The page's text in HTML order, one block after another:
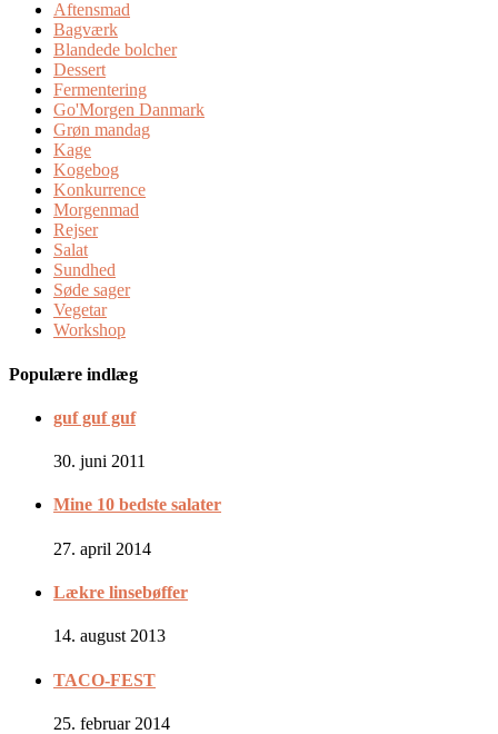
Aftensmad
Bagværk
Blandede bolcher
Dessert
Fermentering
Go'Morgen Danmark
Grøn mandag
Kage
Kogebog
Konkurrence
Morgenmad
Rejser
Salat
Sundhed
Søde sager
Vegetar
Workshop
Populære indlæg
guf guf guf
30. juni 2011
Mine 10 bedste salater
27. april 2014
Lækre linsebøffer
14. august 2013
TACO-FEST
25. februar 2014